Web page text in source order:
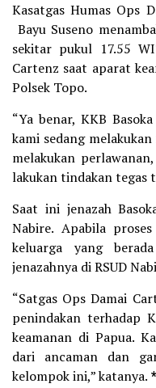
Kasatgas Humas Ops
Bayu Suseno
sekitar pukul 17.55
Cartenz saat aparat
Polsek Topo.
“Ya benar, KKB
kami sedang
melakukan
lakukan tindakan tegas
Saat ini jenazah
Nabire. Apabila
keluarga yang
jenazahnya di RSUD
“Satgas Ops Damai
penindakan terhadap
keamanan di Papua.
dari ancaman dan
kelompok ini,” katanya.